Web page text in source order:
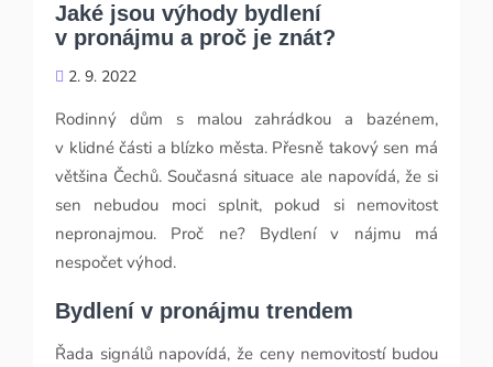
Jaké jsou výhody bydlení
v pronájmu a proč je znát?
2. 9. 2022
Rodinný dům s malou zahrádkou a bazénem,
v klidné části a blízko města. Přesně takový sen má
většina Čechů. Současná situace ale napovídá, že si
sen nebudou moci splnit, pokud si nemovitost
nepronajmou. Proč ne? Bydlení v nájmu má
nespočet výhod.
Bydlení v pronájmu trendem
Řada signálů napovídá, že ceny nemovitostí budou